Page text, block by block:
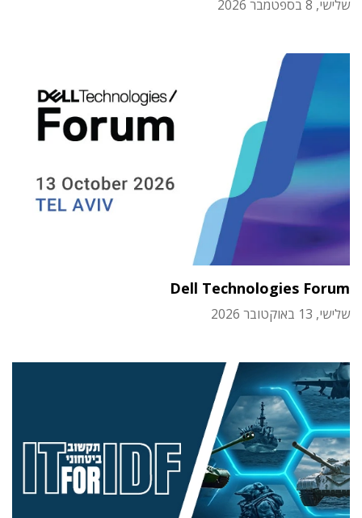
שלישי, 8 בספטמבר 2026
Dell Technologies Forum
שלישי, 13 באוקטובר 2026